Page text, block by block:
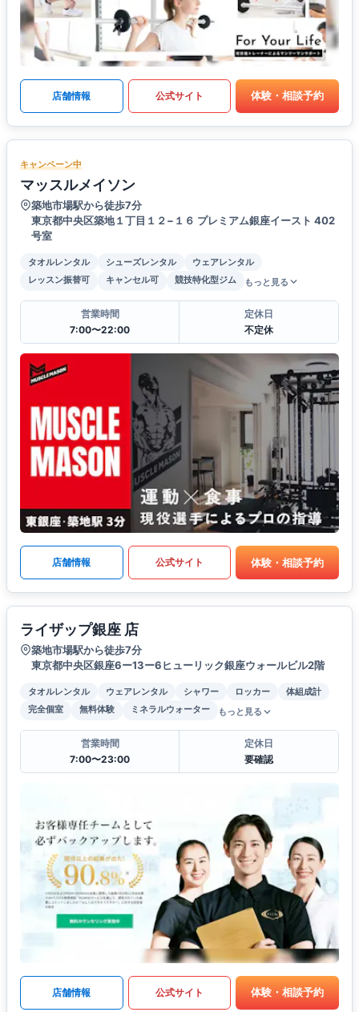
店舗情報 公式サイト 体験・相談予約
キャンペーン中
マッスルメイソン
築地市場駅から徒歩7分
東京都中央区築地１丁目１２−１６ プレミアム銀座イースト 402
号室
タオルレンタル シューズレンタル
ウェアレンタル
レッスン振替可
キャンセル可 競技特化型ジム もっと見る
営業時間
7:00〜22:00
定休日
不定休
店舗情報 公式サイト 体験・相談予約
ライザップ銀座 店
築地市場駅から徒歩7分
東京都中央区銀座6ー13ー6ヒューリック銀座ウォールビル2階
タオルレンタル ウェアレンタル シャワー ロッカー
体組成計
完全個室
無料体験 ミネラルウォーター もっと見る
営業時間
7:00〜23:00
定休日
要確認
店舗情報 公式サイト 体験・相談予約